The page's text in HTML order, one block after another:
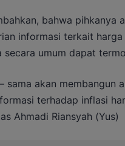
bahwa pihkanya
informasi terkait
secara umum dapat
sama akan membangun
terhadap inflasi
Ahmadi Riansyah (Yus)